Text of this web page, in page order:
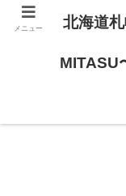
メニュー 北海道
MITASU